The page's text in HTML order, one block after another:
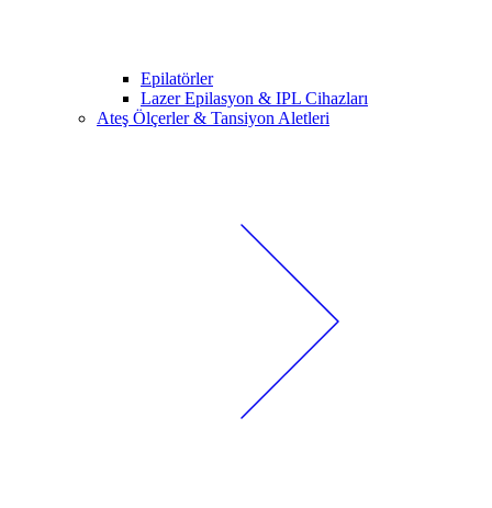
Epilatörler
Lazer Epilasyon & IPL Cihazları
Ateş Ölçerler & Tansiyon Aletleri